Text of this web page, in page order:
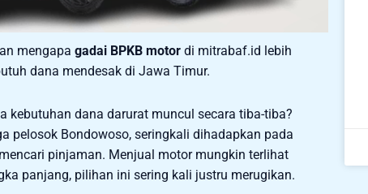
mengapa gadai BPKB motor di mitrabaf.id lebih
dana mendesak di Jawa Timur.
kebutuhan dana darurat muncul secara tiba-tiba?
pelosok Bondowoso, seringkali dihadapkan pada
pinjaman. Menjual motor mungkin terlihat
panjang, pilihan ini sering kali justru merugikan.